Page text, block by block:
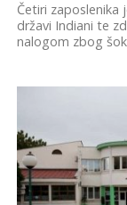
Četiri zaposlenika
državi Indiani te
nalogom zbog